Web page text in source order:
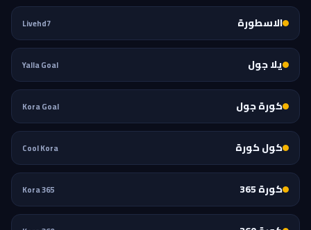
الاسطورة Livehd7
يلا جول Yalla Goal
كورة جول Kora Goal
كول كورة Cool Kora
كورة 365 Kora 365